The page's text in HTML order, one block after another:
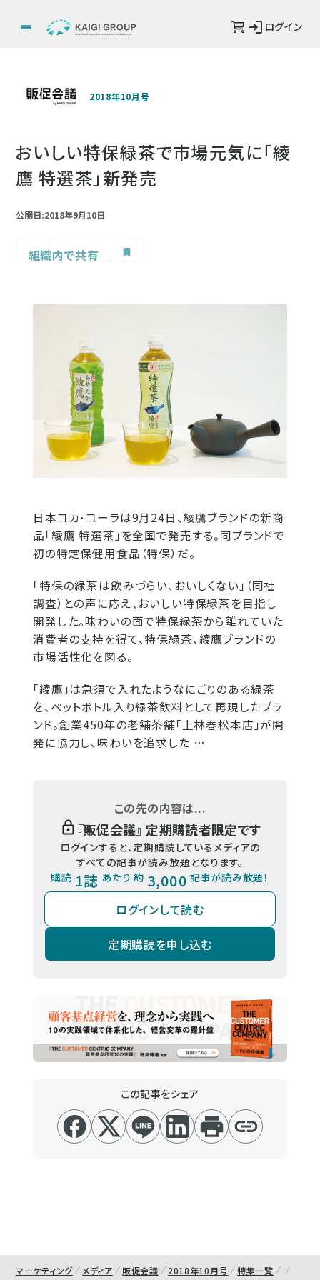
ログイン
2018年10月号
おいしい特保緑茶で市場元気に「綾
鷹 特選茶」新発売
公開日:2018年9月10日
組織内で共有
日本コカ･コーラは9月24日、綾鷹ブランドの新商
品「綾鷹 特選茶」を全国で発売する。同ブランドで
初の特定保健用食品（特保）だ。
「特保の緑茶は飲みづらい、おいしくない」（同社
調査）との声に応え、おいしい特保緑茶を目指し
開発した。味わいの面で特保緑茶から離れていた
消費者の支持を得て、特保緑茶、綾鷹ブランドの
市場活性化を図る。
「綾鷹」は急須で入れたようなにごりのある緑茶
を、ペットボトル入り緑茶飲料として再現したブラ
ンド。創業450年の老舗茶舗「上林春松本店」が開
発に協力し、味わいを追求した …
この先の内容は...
『販促会議』 定期購読者限定です
ログインすると、定期購読しているメディアの
すべての記事が読み放題となります。
購読 1誌 あたり 約 3,000 記事が読み放題！
ログインして読む
定期購読を申し込む
この記事をシェア
マーケティング メディア 販促会議 2018年10月号 特集一覧